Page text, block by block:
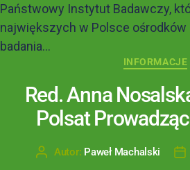
Państwowy Instytut Badawczy,
największych w Polsce
badania...
INFORMACJE
Red. Anna
Polsat
Autor: Paweł Machalski